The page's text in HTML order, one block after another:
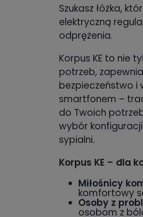
Szukasz łóżka,
elektryczną
odprężenia.
Korpus KE to nie
potrzeb,
bezpieczeństwo i
smartfonem –
do Twoich
wybór
sypialni.
Korpus KE – dla
Miłośnicy
komfortowy
Osoby z
osobom z